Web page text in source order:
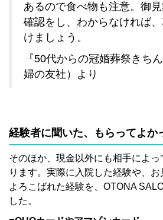
あるので食べ物も注意。御
確認をし、わからなければ
けましょう。
『50代からの冠婚葬祭きち
婦の友社）より
経験者に聞いた、もらってよか
そのほか、現金以外にも相手によ
ります。実際に入院した経験や、
よろこばれた経験を、OTONA
した。